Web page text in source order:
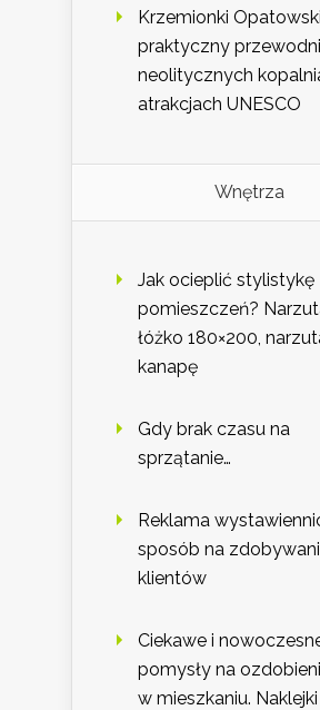
Krzemionki
praktyczny
neolitycznych
atrakcjach UNESCO
Wnętrza
Jak ocieplić stylistykę
pomieszczeń?
łóżko 180×200,
kanapę
Gdy brak czasu na
sprzątanie…
Reklama
sposób na
klientów
Ciekawe i
pomysły na
w mieszkaniu. Naklejki